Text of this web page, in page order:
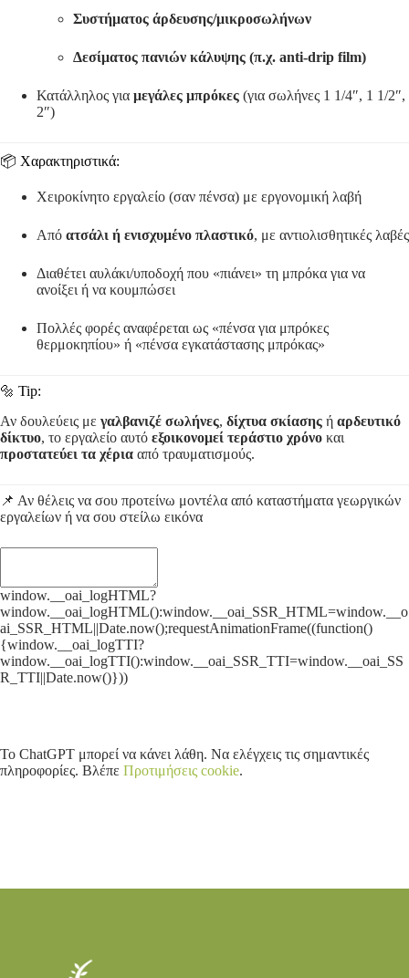
Συστήματος άρδευσης/μικροσωλήνων
Δεσίματος πανιών κάλυψης (π.χ. anti-drip film)
Κατάλληλος για μεγάλες μπρόκες (για σωλήνες 1 1/4″, 1 1/2″,
2″)
📦 Χαρακτηριστικά:
Χειροκίνητο εργαλείο (σαν πένσα) με εργονομική λαβή
Από ατσάλι ή ενισχυμένο πλαστικό, με αντιολισθητικές λαβές
Διαθέτει αυλάκι/υποδοχή που «πιάνει» τη μπρόκα για να
ανοίξει ή να κουμπώσει
Πολλές φορές αναφέρεται ως «πένσα για μπρόκες
θερμοκηπίου» ή «πένσα εγκατάστασης μπρόκας»
🔩 Tip:
Αν δουλεύεις με γαλβανιζέ σωλήνες, δίχτυα σκίασης ή αρδευτικό
δίκτυο, το εργαλείο αυτό εξοικονομεί τεράστιο χρόνο και
προστατεύει τα χέρια από τραυματισμούς.
📌 Αν θέλεις να σου προτείνω μοντέλα από καταστήματα γεωργικών
εργαλείων ή να σου στείλω εικόνα
window.__oai_logHTML?
window.__oai_logHTML():window.__oai_SSR_HTML=window.__o
ai_SSR_HTML||Date.now();requestAnimationFrame((function()
{window.__oai_logTTI?
window.__oai_logTTI():window.__oai_SSR_TTI=window.__oai_SS
R_TTI||Date.now()}))
Το ChatGPT μπορεί να κάνει λάθη. Να ελέγχεις τις σημαντικές
πληροφορίες. Βλέπε Προτιμήσεις cookie.